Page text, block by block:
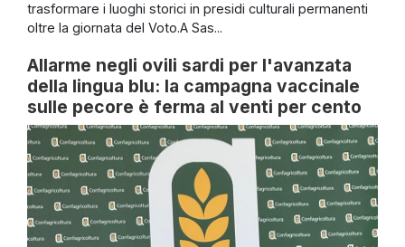
trasformare i luoghi storici in presidi culturali permanenti
oltre la giornata del Voto.A Sas...
Allarme negli ovili sardi per l'avanzata
della lingua blu: la campagna vaccinale
sulle pecore è ferma al venti per cento